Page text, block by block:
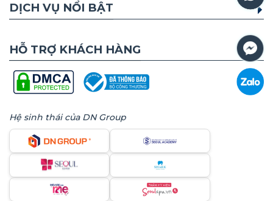
DỊCH VỤ NỔI BẬT
HỖ TRỢ KHÁCH HÀNG
Hệ sinh thái của DN Group